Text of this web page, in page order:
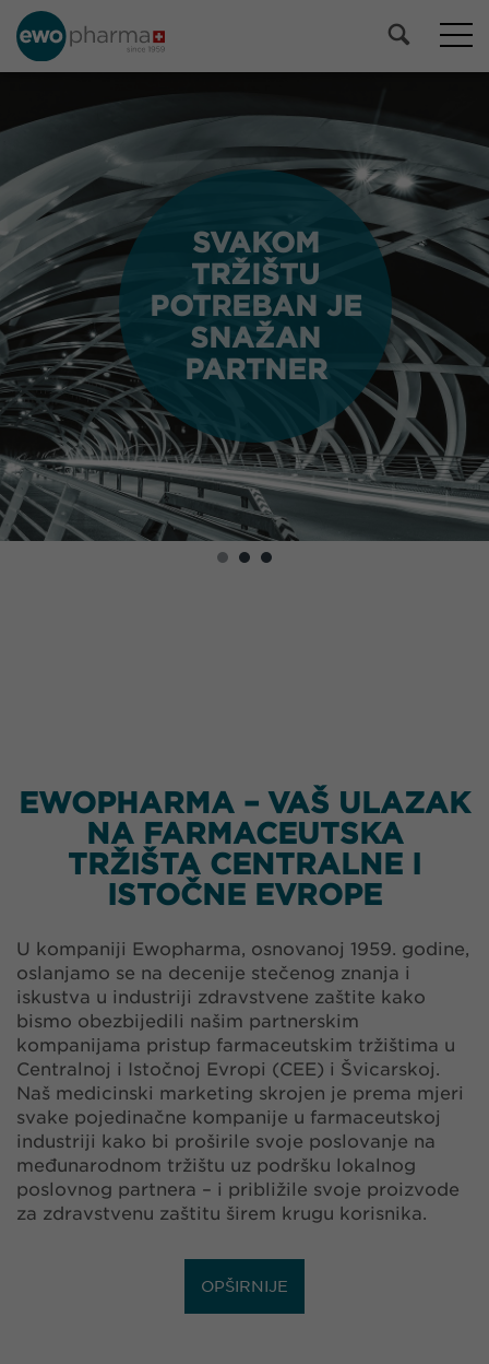
SVAKOM
TRŽIŠTU
POTREBAN JE
SNAŽAN
PARTNER
SVAKOM
TRŽIŠTU
POTREBAN JE
SNAŽAN
PARTNER
EWOPHARMA – VAŠ ULAZAK
NA FARMACEUTSKA
TRŽIŠTA CENTRALNE I
ISTOČNE EVROPE
U kompaniji Ewopharma, osnovanoj 1959. godine,
oslanjamo se na decenije stečenog znanja i
iskustva u industriji zdravstvene zaštite kako
bismo obezbijedili našim partnerskim
kompanijama pristup farmaceutskim tržištima u
Centralnoj i Istočnoj Evropi (CEE) i Švicarskoj.
Naš medicinski marketing skrojen je prema mjeri
svake pojedinačne kompanije u farmaceutskoj
industriji kako bi proširile svoje poslovanje na
međunarodnom tržištu uz podršku lokalnog
poslovnog partnera – i približile svoje proizvode
za zdravstvenu zaštitu širem krugu korisnika.
OPŠIRNIJE